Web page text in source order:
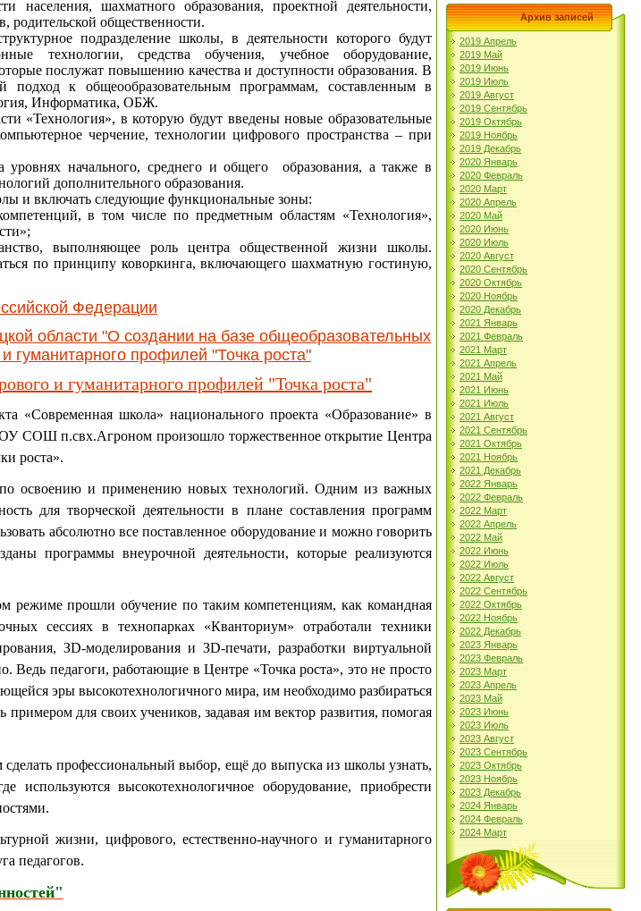
населения, шахматного образования, проектной деятельности,
родительской общественности.
подразделение школы, в деятельности которого будут
технологии, средства обучения, учебное оборудование,
послужат повышению качества и доступности образования. В
подход к общеообразовательным программам, составленным в
Информатика, ОБЖ.
«Технология», в которую будут введены новые образовательные
черчение, технологии цифрового пространства – при
уровнях начального, среднего и общего образования, а также в
дополнительного образования.
и включать следующие функциональные зоны:
в том числе по предметным областям «Технология»,
выполняющее роль центра общественной жизни школы.
по принципу коворкинга, включающего шахматную гостиную,
Федерации
области "О создании на базе общеобразовательных
гуманитарного профилей "Точка роста"
и гуманитарного профилей "Точка роста"
«Современная школа» национального проекта «Образование» в
СОШ п.свх.Агроном произошло торжественное открытие Центра
роста».
освоению и применению новых технологий. Одним из важных
для творческой деятельности в плане составления программ
абсолютно все поставленное оборудование и можно говорить
программы внеурочной деятельности, которые реализуются
режиме прошли обучение по таким компетенциям, как командная
сессиях в технопарках «Кванториум» отработали техники
ЗD-моделирования и ЗD-печати, разработки виртуальной
Ведь педагоги, работающие в Центре «Точка роста», это не просто
эры высокотехнологичного мира, им необходимо разбираться
для своих учеников, задавая им вектор развития, помогая
профессиональный выбор, ещё до выпуска из школы узнать,
используются высокотехнологичное оборудование, приобрести
жизни, цифрового, естественно-научного и гуманитарного
педагогов.
Архив записей
2019 Апрель
2019 Май
2019 Июнь
2019 Июль
2019 Август
2019 Сентябрь
2019 Октябрь
2019 Ноябрь
2019 Декабрь
2020 Январь
2020 Февраль
2020 Март
2020 Апрель
2020 Май
2020 Июнь
2020 Июль
2020 Август
2020 Сентябрь
2020 Октябрь
2020 Ноябрь
2020 Декабрь
2021 Январь
2021 Февраль
2021 Март
2021 Апрель
2021 Май
2021 Июнь
2021 Июль
2021 Август
2021 Сентябрь
2021 Октябрь
2021 Ноябрь
2021 Декабрь
2022 Январь
2022 Февраль
2022 Март
2022 Апрель
2022 Май
2022 Июнь
2022 Июль
2022 Август
2022 Сентябрь
2022 Октябрь
2022 Ноябрь
2022 Декабрь
2023 Январь
2023 Февраль
2023 Март
2023 Апрель
2023 Май
2023 Июнь
2023 Июль
2023 Август
2023 Сентябрь
2023 Октябрь
2023 Ноябрь
2023 Декабрь
2024 Январь
2024 Февраль
2024 Март